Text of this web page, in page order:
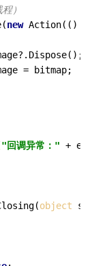
）
new Action(() =>
= bitmap;
"回调异常：" +
(object